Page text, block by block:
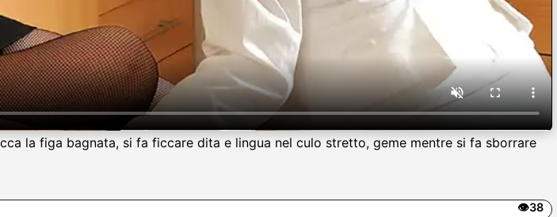
la figa bagnata, si fa ficcare dita e lingua nel culo stretto, geme mentre si fa sborrare
👁️38